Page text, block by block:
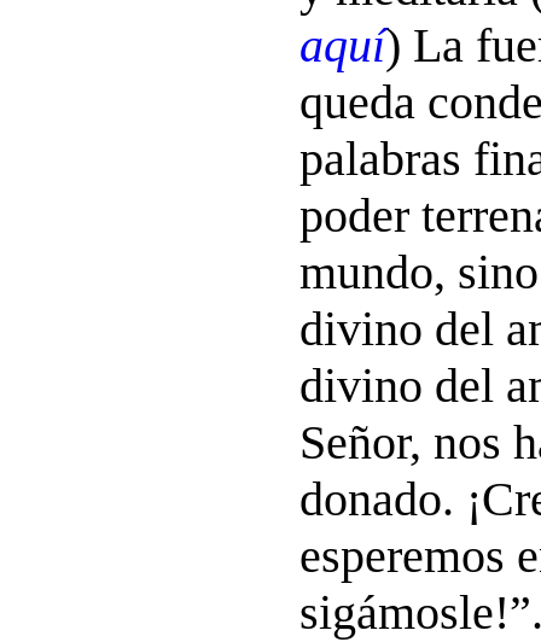
aquí) La
queda
palabras
poder
mundo,
divino del
divino del
Señor, nos
donado.
esperemos